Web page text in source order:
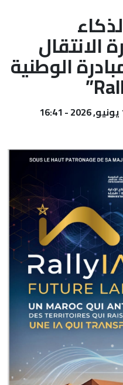
الانتقال
الوطنية